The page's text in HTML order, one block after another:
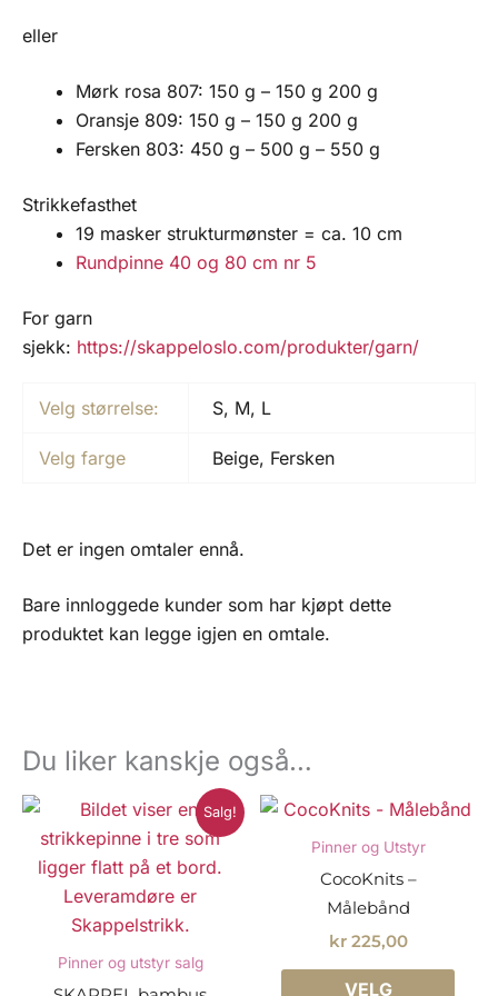
eller
Mørk rosa 807: 150 g – 150 g 200 g
Oransje 809: 150 g – 150 g 200 g
Fersken 803: 450 g – 500 g – 550 g
Strikkefasthet
19 masker strukturmønster = ca. 10 cm
Rundpinne 40 og 80 cm nr 5
For garn
sjekk: https://skappeloslo.com/produkter/garn/
Velg størrelse: S, M, L
Velg farge Beige, Fersken
Det er ingen omtaler ennå.
Bare innloggede kunder som har kjøpt dette
produktet kan legge igjen en omtale.
Du liker kanskje også…
Salg!
Pinner og utstyr salg
Pinner og Utstyr
CocoKnits –
Målebånd
kr225,00
VELG
Dette